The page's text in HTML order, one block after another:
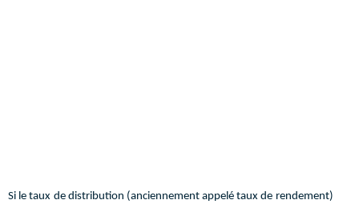
Si le taux de distribution (anciennement appelé taux de rendement)